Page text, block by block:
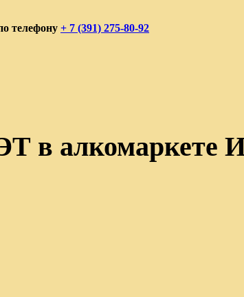
телефону + 7 (391) 275-80-92
в алкомаркете